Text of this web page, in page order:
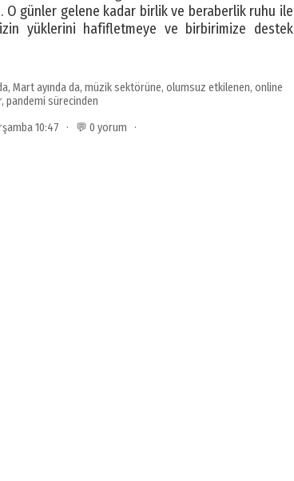
O günler gelene kadar birlik ve beraberlik ruhu ile
yüklerini hafifletmeye ve birbirimize destek
, Mart ayında da, müzik sektörüne, olumsuz etkilenen, online
, pandemi sürecinden
10:47 · 💬 0 yorum ·